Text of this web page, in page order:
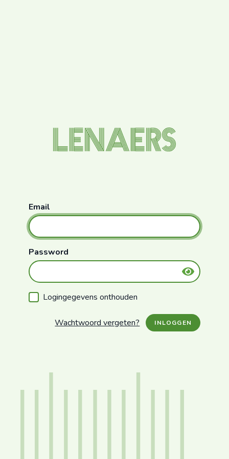
Email
Password
Logingegevens onthouden
Wachtwoord vergeten? INLOGGEN